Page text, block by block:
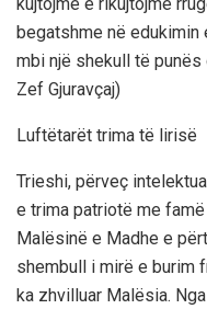
begatshme në
mbi një shekull të
Zef Gjuravçaj)
Luftëtarët trima të lirisë
Trieshi, përveç
e trima patriotë me
Malësinë e Madhe e
shembull i mirë e burim
ka zhvilluar Malësia.